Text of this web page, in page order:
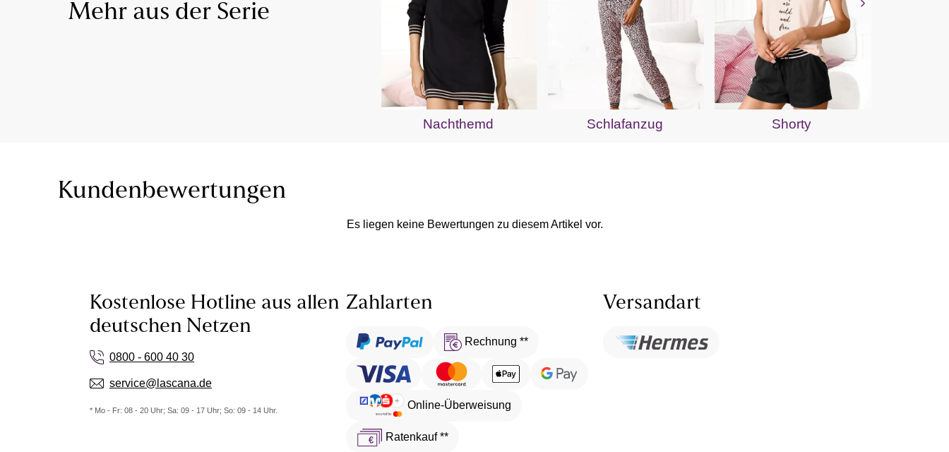
Mehr aus der Serie
Nachthemd Schlafanzug Shorty
Kundenbewertungen
Es liegen keine Bewertungen zu diesem Artikel vor.
Kostenlose Hotline aus allen
deutschen Netzen
0800 - 600 40 30
service@lascana.de
* Mo - Fr: 08 - 20 Uhr; Sa: 09 - 17 Uhr; So: 09 - 14 Uhr.
Zahlarten
Rechnung **
Online-Überweisung
Ratenkauf **
Versandart